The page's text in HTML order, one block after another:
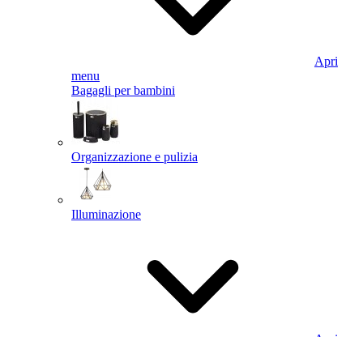
Apri
menu
Bagagli per bambini
Organizzazione e pulizia
Illuminazione